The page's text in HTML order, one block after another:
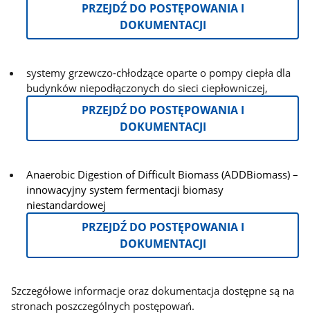
PRZEJDŹ DO POSTĘPOWANIA I
DOKUMENTACJI
systemy grzewczo‑chłodzące oparte o pompy ciepła dla
budynków niepodłączonych do sieci ciepłowniczej,
PRZEJDŹ DO POSTĘPOWANIA I
DOKUMENTACJI
Anaerobic Digestion of Difficult Biomass (ADDBiomass) –
innowacyjny system fermentacji biomasy
niestandardowej
PRZEJDŹ DO POSTĘPOWANIA I
DOKUMENTACJI
Szczegółowe informacje oraz dokumentacja dostępne są na
stronach poszczególnych postępowań.